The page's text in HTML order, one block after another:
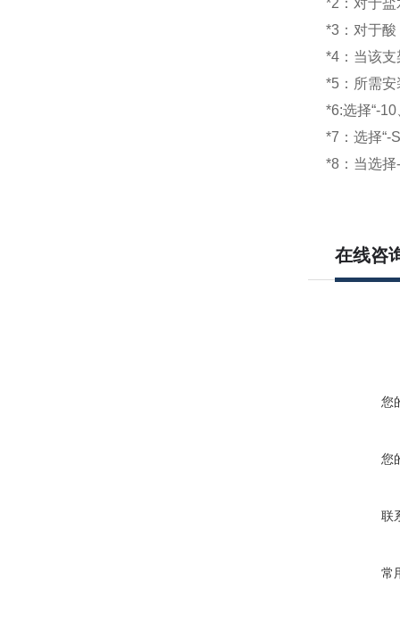
*2 ：对于盐
*3：对于酸
*4：当该支
*5：所需安
*6:选择“-10
*7 ：选择“-
*8：当选择
在线咨
您
您
联
常